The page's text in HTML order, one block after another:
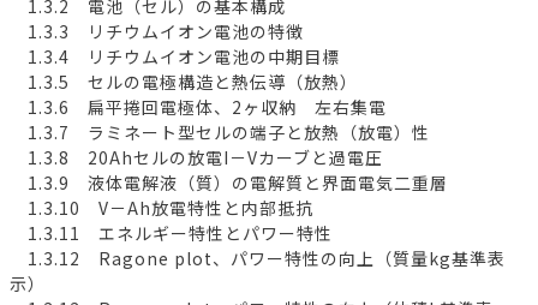
1.3.2 電池（セル）の基本構成
1.3.3 リチウムイオン電池の特徴
1.3.4 リチウムイオン電池の中期目標
1.3.5 セルの電極構造と熱伝導（放熱）
1.3.6 扁平捲回電極体、2ヶ収納 左右集電
1.3.7 ラミネート型セルの端子と放熱（放電）性
1.3.8 20Ahセルの放電I－Vカーブと過電圧
1.3.9 液体電解液（質）の電解質と界面電気二重層
1.3.10 V－Ah放電特性と内部抵抗
1.3.11 エネルギー特性とパワー特性
1.3.12 Ragone plot、パワー特性の向上（質量kg基準表
示）